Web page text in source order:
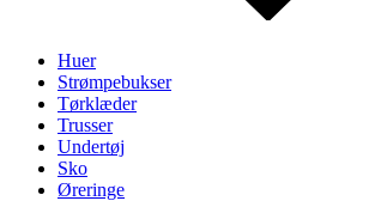
Huer
Strømpebukser
Tørklæder
Trusser
Undertøj
Sko
Øreringe